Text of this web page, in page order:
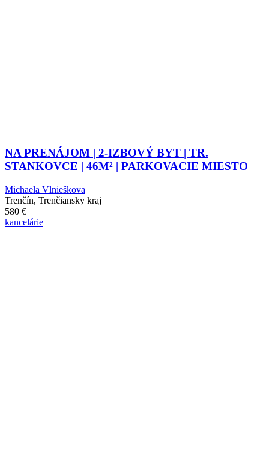
NA PRENÁJOM | 2-IZBOVÝ BYT | TR.
STANKOVCE | 46M² | PARKOVACIE MIESTO
Michaela Vlnieškova
Trenčín, Trenčiansky kraj
580 €
kancelárie